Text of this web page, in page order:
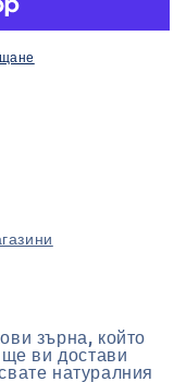
зърна, който
ви достави
натуралния